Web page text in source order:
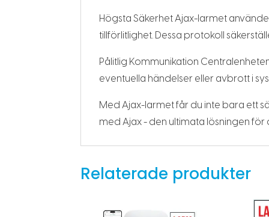
Högsta Säkerhet Ajax-larmet
tillförlitlighet. Dessa protokoll
Pålitlig Kommunikation
eventuella händelser eller avbrott i
Med Ajax-larmet får du inte bara ett
med Ajax - den ultimata lösningen för
Relaterade produkter